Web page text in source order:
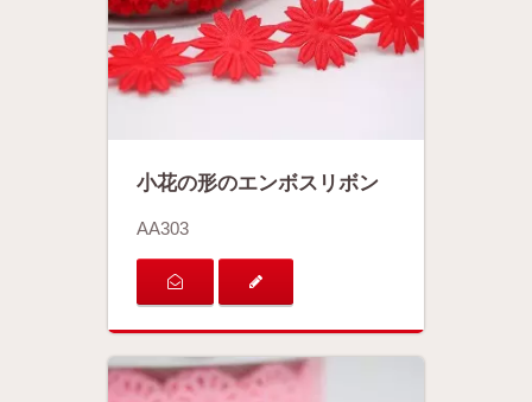
小花の形のエンボスリボン
AA303